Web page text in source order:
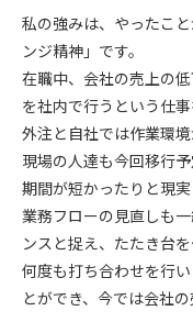
私の強みは、やったこ
ンジ精神」です。
在職中、会社の売上の
を社内で行うという仕事
外注と自社では作業環
現場の人達も今回移行
期間が短かったりと現
業務フローの見直しも
ンスと捉え、たたき台
何度も打ち合わせを行
とができ、今では会社